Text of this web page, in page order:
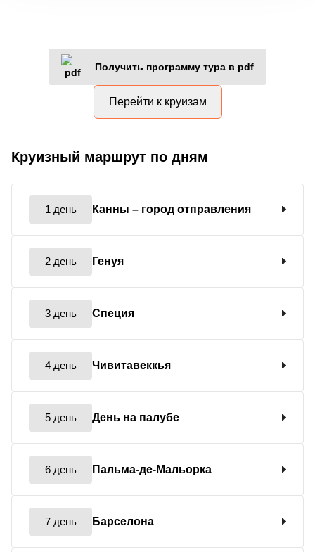
Получить программу тура в pdf
Перейти к круизам
Круизный маршрут по дням
1 день Канны – город отправления
2 день Генуя
3 день Специя
4 день Чивитавеккья
5 день День на палубе
6 день Пальма-де-Мальорка
7 день Барселона